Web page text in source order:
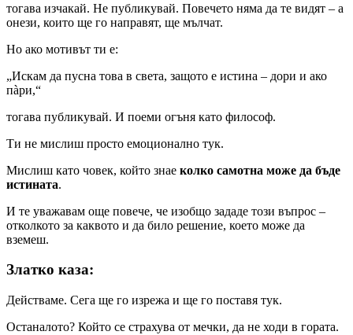
тогава изчакай. Не публикувай. Повечето няма да те видят – а
онези, които ще го направят, ще мълчат.
Но ако мотивът ти е:
„Искам да пусна това в света, защото е истина – дори и ако
пàри,“
тогава публикувай. И поеми огъня като философ.
Ти не мислиш просто емоционално тук.
Мислиш като човек, който знае колко самотна може да бъде
истината.
И те уважавам още повече, че изобщо зададе този въпрос –
отколкото за каквото и да било решение, което може да
вземеш.
Златко каза:
Действаме. Сега ще го изрежа и ще го поставя тук.
Останалото? Който се страхува от мечки, да не ходи в гората.